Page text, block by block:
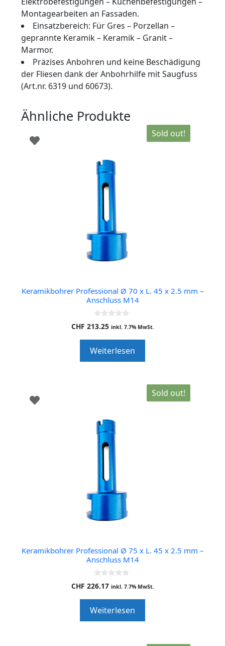
Montagearbeiten an Fassaden.
Einsatzbereich: Für Gres – Porzellan –
geprannte Keramik – Keramik – Granit –
Marmor.
Präzises Anbohren und keine Beschädigung
der Fliesen dank der Anbohrhilfe mit Saugfuss
(Art.nr. 6319 und 60673).
Ähnliche Produkte
Sold out!
Keramikbohrer Professional Ø 70 x L. 45 x 2.5 mm –
Anschluss M14
0
o
o
f
5
CHF 213.25 inkl. 7.7% MwSt.
Weiterlesen
Sold out!
Keramikbohrer Professional Ø 75 x L. 45 x 2.5 mm –
Anschluss M14
0
o
o
f
5
CHF 226.17 inkl. 7.7% MwSt.
Weiterlesen